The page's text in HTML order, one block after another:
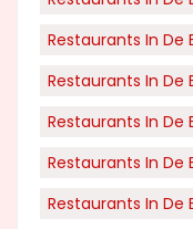
Restaurants In De
Restaurants In De
Restaurants In De
Restaurants In De
Restaurants In De